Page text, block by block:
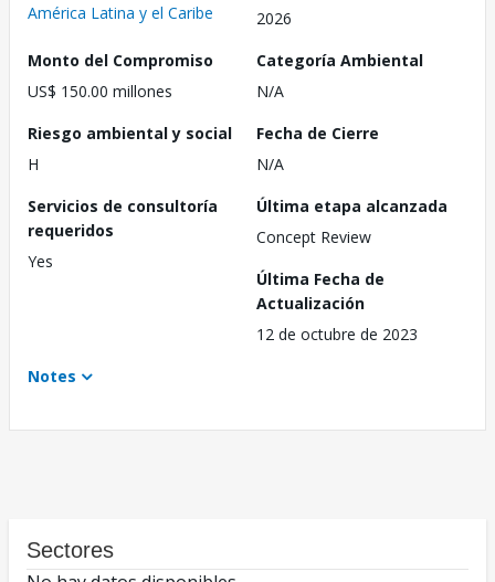
América Latina y el Caribe
2026
Monto del Compromiso
US$ 150.00 millones
Categoría Ambiental
N/A
Riesgo ambiental y social
H
Fecha de Cierre
N/A
Servicios de consultoría
requeridos
Yes
Última etapa alcanzada
Concept Review
Última Fecha de
Actualización
12 de octubre de 2023
Notes
Sectores